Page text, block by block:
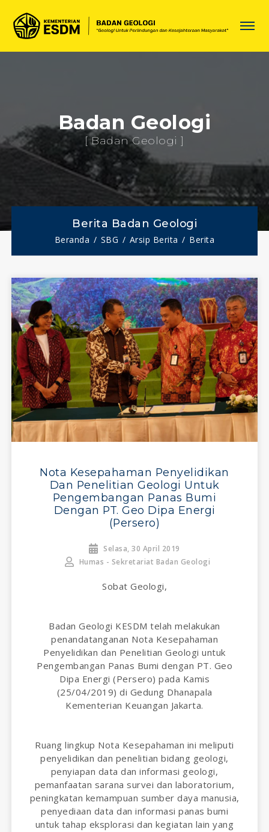
Badan Geologi
[ Badan Geologi ]
Berita Badan Geologi
Beranda SBG Arsip Berita Berita
Nota Kesepahaman Penyelidikan
Dan Penelitian Geologi Untuk
Pengembangan Panas Bumi
Dengan PT. Geo Dipa Energi
(Persero)
Selasa, 30 April 2019
Humas - Sekretariat Badan Geologi
Sobat Geologi,
Badan Geologi KESDM telah melakukan
penandatanganan Nota Kesepahaman
Penyelidikan dan Penelitian Geologi untuk
Pengembangan Panas Bumi dengan PT. Geo
Dipa Energi (Persero) pada Kamis
(25/04/2019) di Gedung Dhanapala
Kementerian Keuangan Jakarta.
Ruang lingkup Nota Kesepahaman ini meliputi
penyelidikan dan penelitian bidang geologi,
penyiapan data dan informasi geologi,
pemanfaatan sarana survei dan laboratorium,
peningkatan kemampuan sumber daya manusia,
penyediaan data dan informasi panas bumi
untuk tahap eksplorasi dan kegiatan lain yang